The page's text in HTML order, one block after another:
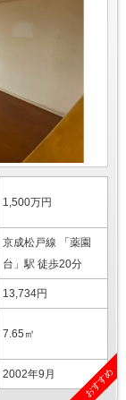
1,500万円
京成松戸線 「薬園
台」駅 徒歩20分
13,734円
7.65㎡
2002年9月 おすすめ